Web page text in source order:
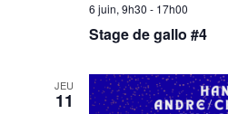
6 juin, 9h30 - 17h00
Stage de gallo #4
JEU
11